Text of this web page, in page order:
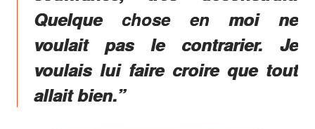
Quelque chose en moi ne
voulait pas le contrarier. Je
voulais lui faire croire que tout
allait bien.”